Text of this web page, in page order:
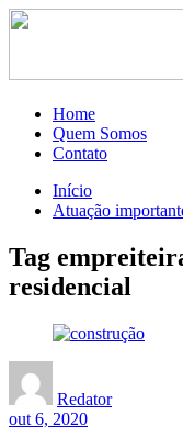
Home
Quem Somos
Contato
Início
Atuação
Tag
residencial
Redator
out 6, 2020